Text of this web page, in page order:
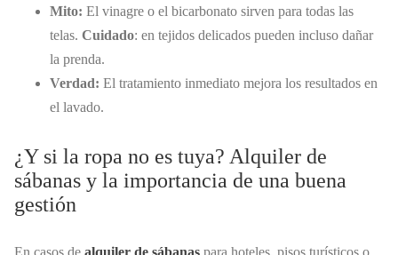
Mito: El vinagre o el bicarbonato sirven para todas las
telas. Cuidado: en tejidos delicados pueden incluso dañar
la prenda.
Verdad: El tratamiento inmediato mejora los resultados en
el lavado.
¿Y si la ropa no es tuya? Alquiler de
sábanas y la importancia de una buena
gestión